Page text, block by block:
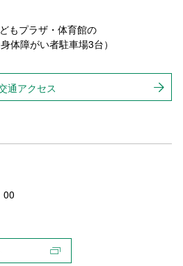
もプラザ・体育館の
体障がい者駐車場3台）
通アクセス
00